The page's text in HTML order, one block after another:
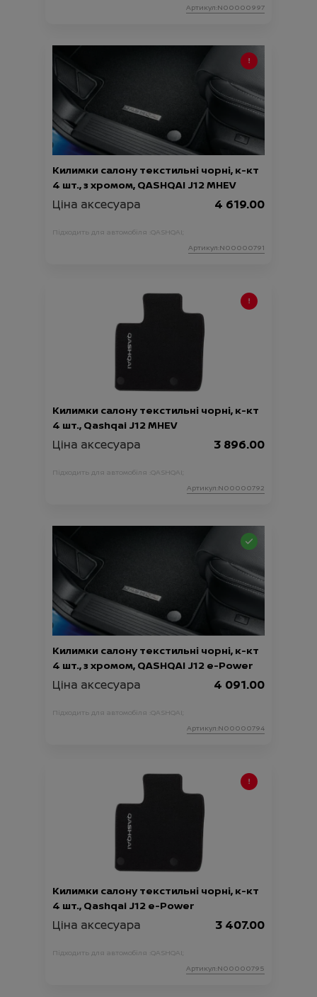
Артикул:N00000997
Килимки салону текстильні чорні, к-кт
4 шт., з хромом, QASHQAI J12 MHEV
Ціна аксесуара 4 619.00
Підходить для автомобіля : QASHQAI;
Артикул:N00000791
Килимки салону текстильні чорні, к-кт
4 шт., Qashqai J12 MHEV
Ціна аксесуара 3 896.00
Підходить для автомобіля : QASHQAI;
Артикул:N00000792
Килимки салону текстильні чорні, к-кт
4 шт., з хромом, QASHQAI J12 e-Power
Ціна аксесуара 4 091.00
Підходить для автомобіля : QASHQAI;
Артикул:N00000794
Килимки салону текстильні чорні, к-кт
4 шт., Qashqai J12 e-Power
Ціна аксесуара 3 407.00
Підходить для автомобіля : QASHQAI;
Артикул:N00000795